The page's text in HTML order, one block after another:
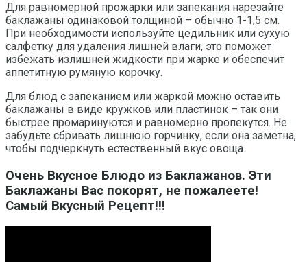
Для равномерной прожарки или запекания нарезайте
баклажаны одинаковой толщиной – обычно 1-1,5 см.
При необходимости используйте цедильник или сухую
салфетку для удаления лишней влаги, это поможет
избежать излишней жидкости при жарке и обеспечит
аппетитную румяную корочку.
Для блюд с запеканием или жаркой можно оставить
баклажаны в виде кружков или пластинок – так они
быстрее промаринуются и равномерно пропекутся. Не
забудьте сбривать лишнюю горчинку, если она заметна,
чтобы подчеркнуть естественный вкус овоща.
Очень Вкусное Блюдо из Баклажанов. Эти
Баклажаны Вас покорят, не пожалеете!
Самый Вкусный Рецепт!!!